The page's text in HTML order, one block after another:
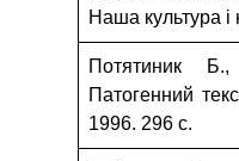
Наша культура і
Потятиник
Патогенний
1996. 296 с.